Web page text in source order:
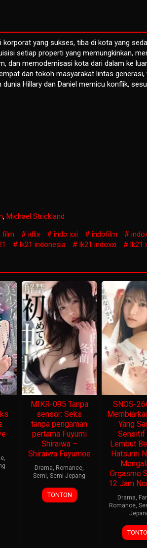
yang sukses, tiba di kota yang
setiap properti yang memungkinkan,
dan memodernisasi kota dari dalam ke
dan tokoh masyarakat lintas generasi,
Hillary dan Daniel memicu konflik,
, Michael Strickland
film idlix indo xxi indofilm
lk21 indonesia lk21 indoxxi lk21
,
MIKR-095 Tanpa
sensor: Seks
tanpa pengaman
pertama Fuyumi
Shiraiwa –
Shiraiwa Fuyumoe
Drama, Romance,
Semi, Semi Jepang
TONTON
SNOS-
Yang
Sensitif
Lembut
Hatsumi
Orgasme
12 Jam
Drama,
Romance,